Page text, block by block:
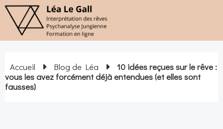
Accueil Blog de Léa
10 idées reçues sur le rêve :
vous les avez forcément déjà entendues (et elles sont
fausses)